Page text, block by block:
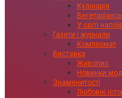
Кулінарія
У світі напоїв
Газети і журнали
Компромат
Виставка
Живопис
Новинки
Знаменитості
Любовні